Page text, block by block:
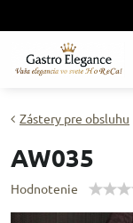
Zástery pre obsluhu
AW035
Hodnotenie